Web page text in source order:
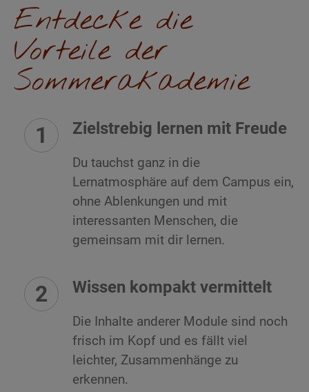
Entdecke die
Vorteile der
Sommerakademie
Zielstrebig lernen mit Freude
Du tauchst ganz in die
Lernatmosphäre auf dem Campus ein,
ohne Ablenkungen und mit
interessanten Menschen, die
gemeinsam mit dir lernen.
Wissen kompakt vermittelt
Die Inhalte anderer Module sind noch
frisch im Kopf und es fällt viel
leichter, Zusammenhänge zu
erkennen.